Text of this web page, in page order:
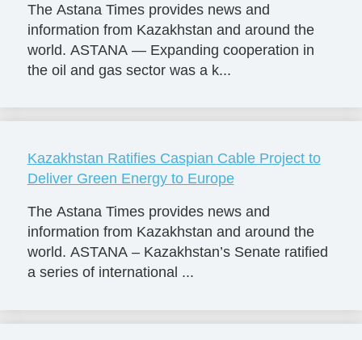
The Astana Times provides news and
information from Kazakhstan and around the
world. ASTANA — Expanding cooperation in
the oil and gas sector was a k...
Kazakhstan Ratifies Caspian Cable Project to
Deliver Green Energy to Europe
The Astana Times provides news and
information from Kazakhstan and around the
world. ASTANA – Kazakhstan’s Senate ratified
a series of international ...